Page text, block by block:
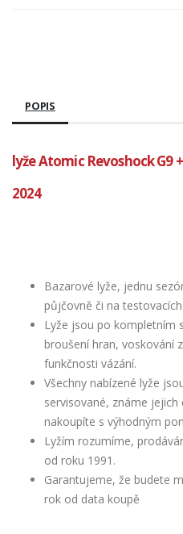
POPIS
lyže Atomic Revoshock G9
2024
Bazarové lyže, jednu
půjčovně či na testovacích
Lyže jsou po kompletním
broušení hran, voskování
funkčnosti vázání.
Všechny nabízené lyže
servisované, známe
nakoupíte s výhodným
Lyžím rozumíme,
od roku 1991.
Garantujeme, že budete
rok od data koupě